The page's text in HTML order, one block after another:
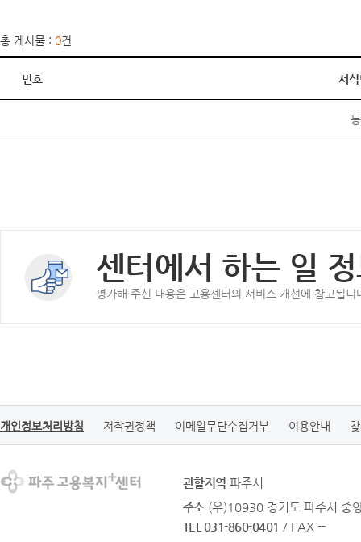
총 게시물 : 0건
번호 서
센터에서 하는 일
평가해 주신 내용은 고용센터의 서비스 개선에 참고됩니
개인정보처리방침 저작권정책 이메일무단수집거부 이용안내
관할지역 파주시
주소 (우)10930 경기도 파주시 중
TEL 031-860-0401 / FAX --